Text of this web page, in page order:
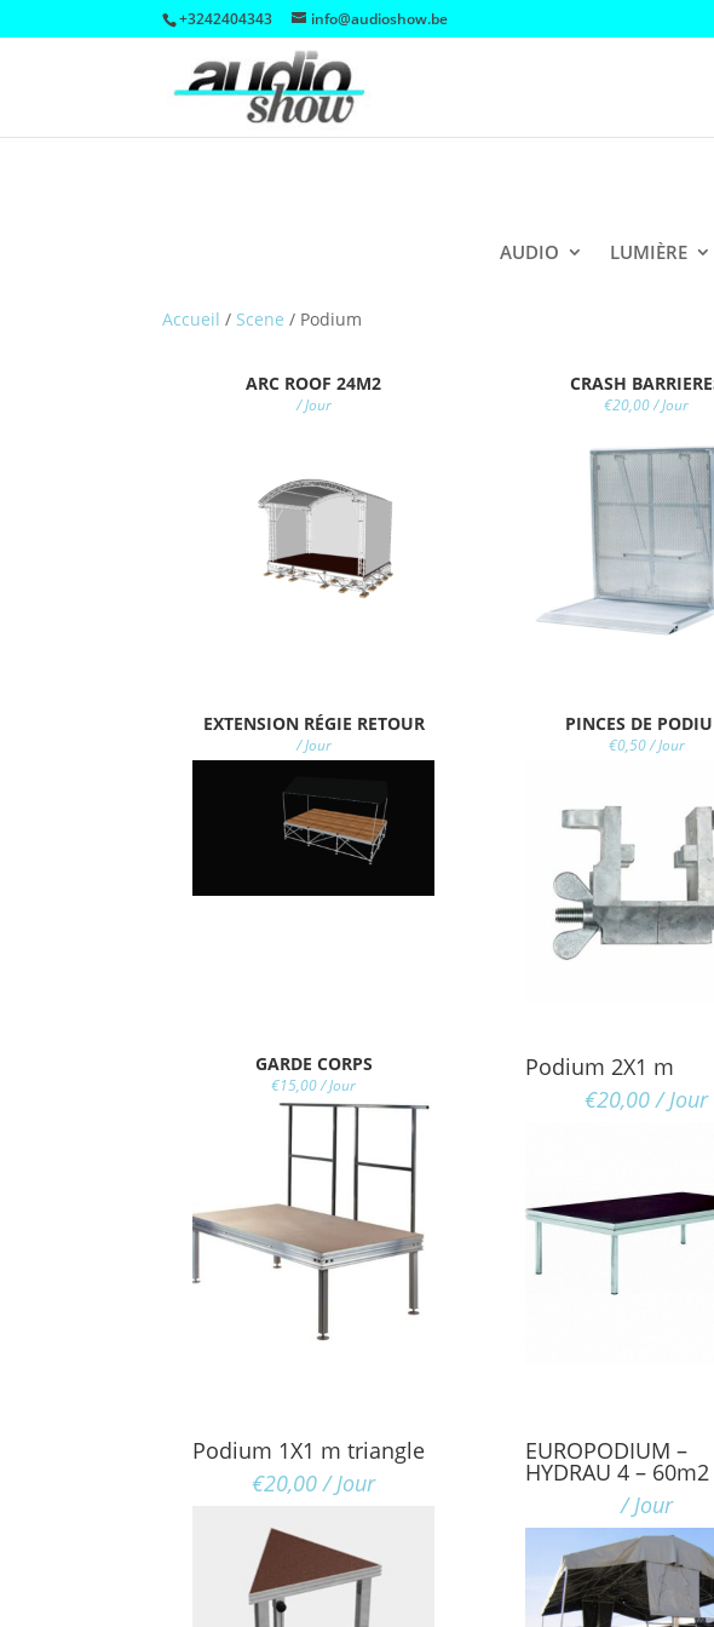
+3242404343 info@audioshow.be
AUDIO LUMIÈRE
Accueil / Scene / Podium
ARC ROOF 24M2
/ Jour
CRASH
€20,00/ Jour
EXTENSION RÉGIE RETOUR
/ Jour
PINCES DE
€0,50/ Jour
GARDE CORPS
€15,00/ Jour
Podium 2X1 m
€20,00/ Jour
Podium 1X1 m triangle
€20,00/ Jour
EUROPODIUM –
HYDRAU 4 – 60m2
/ Jour